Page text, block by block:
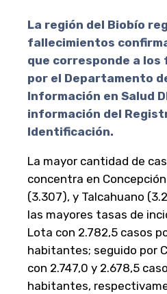
La región del Biobío
fallecimientos
que corresponde a
por el Departamento
Información en Salud
información del
Identificación.
La mayor cantidad de
concentra en
(3.307), y Talcahuano
las mayores tasas de
Lota con 2.782,5 casos
habitantes; seguido por
con 2.747,0 y 2.678,5
habitantes,